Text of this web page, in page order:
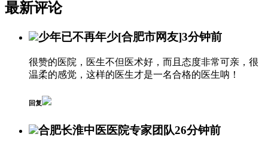
最新评论
少年已不再年少[合肥市网友]3分钟前
很赞的医院，医生不但医术好，而且态度非常可亲，很
温柔的感觉，这样的医生才是一名合格的医生呐！
回复
合肥长淮中医医院专家团队26分钟前